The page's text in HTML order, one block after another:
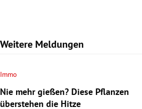
Weitere Meldungen
Immo
Nie mehr gießen? Diese Pflanzen
überstehen die Hitze